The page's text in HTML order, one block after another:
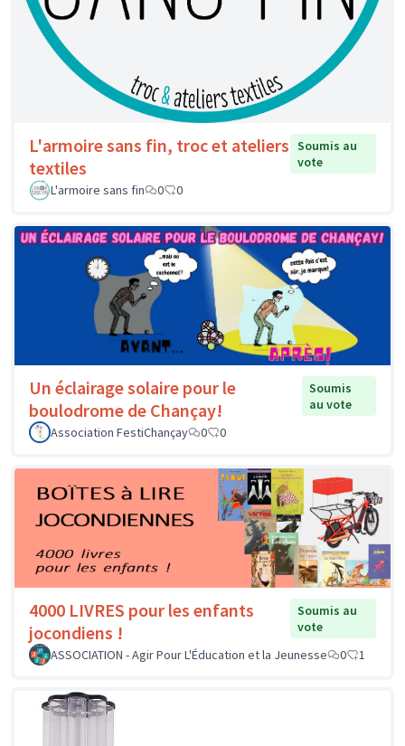
L'armoire sans fin, troc et ateliers
textiles
Soumis au
vote
L'armoire sans fin
0 0
Un éclairage solaire pour le
boulodrome de Chançay!
Soumis
au vote
Association FestiChançay
0 0
4000 LIVRES pour les enfants
jocondiens !
Soumis au
vote
ASSOCIATION - Agir Pour L'Éducation et la Jeunesse
0 1